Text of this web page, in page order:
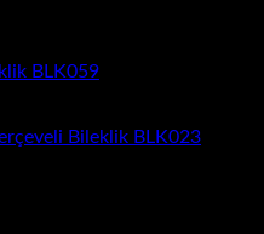
BLK059